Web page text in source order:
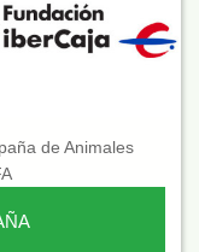
de Animales